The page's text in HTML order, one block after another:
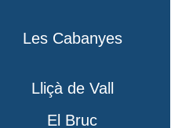
Les Cabanyes
Lliçà de Vall
El Bruc